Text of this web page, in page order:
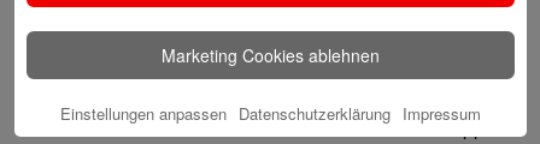
Neueste Beiträge
Gemeinsam 62.500 Euro bewegt: Spenden-
Wero erleichtert Vieles: Einfach zahlen in der Gruppe
Marketing Cookies ablehnen
Einstellungen anpassen Datenschutzerklärung Impressum